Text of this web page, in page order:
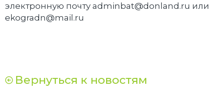
электронную почту adminbat@donland.ru или
ekogradn@mail.ru
Вернуться к новостям